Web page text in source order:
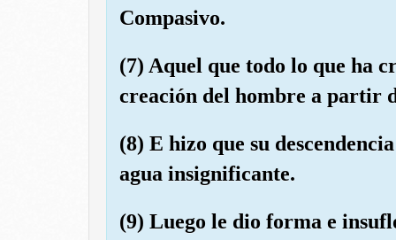
Compasivo.
(7) Aquel que todo lo que ha
creación del hombre a partir
(8) E hizo que su
agua insignificante.
(9) Luego le dio forma e